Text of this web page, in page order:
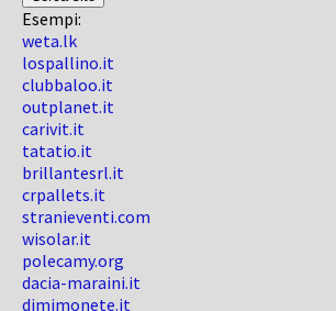
Esempi:
weta.lk
lospallino.it
clubbaloo.it
outplanet.it
carivit.it
tatatio.it
brillantesrl.it
crpallets.it
stranieventi.com
wisolar.it
polecamy.org
dacia-maraini.it
dimimonete.it